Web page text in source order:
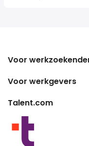
Voor
Jobs zoeken
Salarisomzetter
Voor werkgevers
Onderneming
Publisher programma's
Talent.com
Meer landen
Servicevoorwaarden